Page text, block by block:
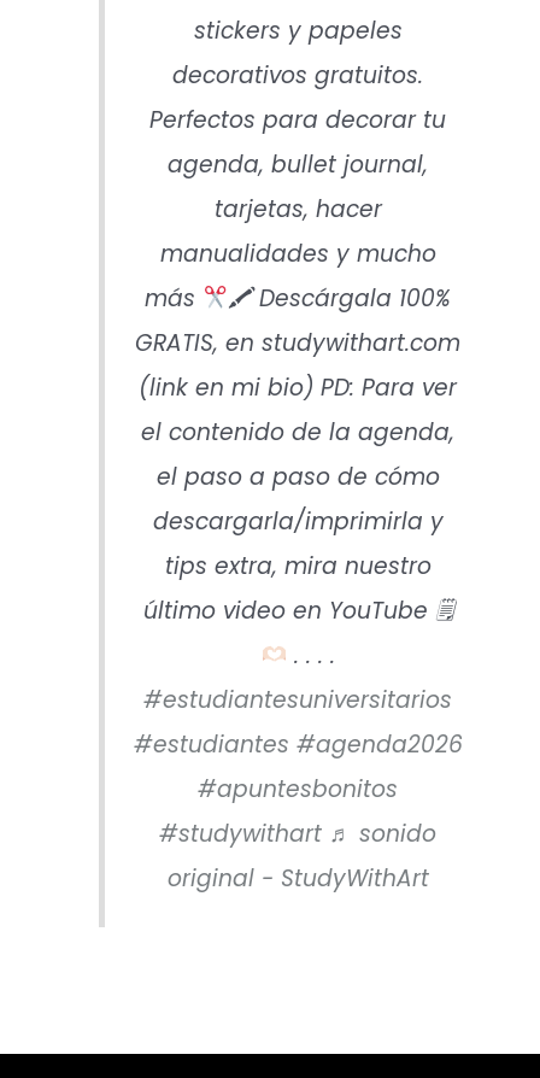
stickers y papeles
decorativos gratuitos.
Perfectos para decorar tu
agenda, bullet journal,
tarjetas, hacer
manualidades y mucho
más
🖍 Descárgala 100%
GRATIS, en studywithart.com
(link en mi bio) PD: Para ver
el contenido de la agenda,
el paso a paso de cómo
descargarla/imprimirla y
tips extra, mira nuestro
último video en YouTube 🗒
. . . .
#estudiantesuniversitarios
#estudiantes #agenda2026
#apuntesbonitos
#studywithart ♬ sonido
original - StudyWithArt